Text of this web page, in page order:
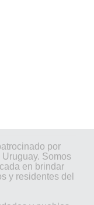
por
Somos
en brindar
y residentes del